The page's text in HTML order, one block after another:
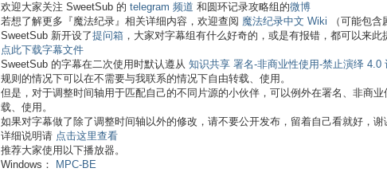
欢迎大家关注 SweetSub 的 telegram 频道 和圆环记录攻略组的微博
若想了解更多『魔法纪录』相关详细内容，欢迎查阅 魔法纪录中文 Wiki （可能包含
SweetSub 新开设了提问箱，大家对字幕组有什么好奇的，或是有报错，都可以来此
点此下载字幕文件
SweetSub 的字幕在二次使用时默认遵从 知识共享 署名-非商业性使用-禁止演绎 4.0
规则的情况下可以在不需要与我联系的情况下自由转载、使用。
但是，对于调整时间轴用于匹配自己的不同片源的小伙伴，可以例外在署名、非商
载、使用。
如果对字幕做了除了调整时间轴以外的修改，请不要公开发布，留着自己看就好，谢
详细说明请 点击这里查看
推荐大家使用以下播放器。
Windows：
MPC-BE